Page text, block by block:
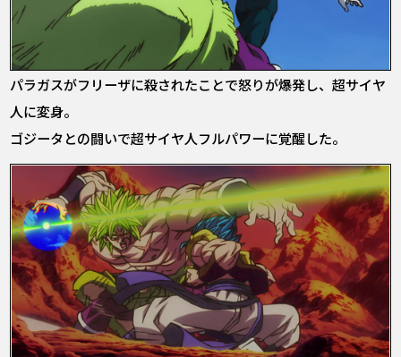
パラガスがフリーザに殺されたことで怒りが爆発し、超サイヤ
人に変身。
ゴジータとの闘いで超サイヤ人フルパワーに覚醒した。